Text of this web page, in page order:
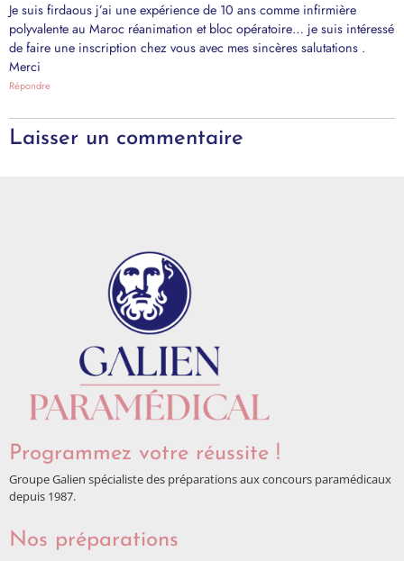
Je suis firdaous j’ai une expérience de 10 ans comme infirmière
polyvalente au Maroc réanimation et bloc opératoire… je suis intéressé
de faire une inscription chez vous avec mes sincères salutations .
Merci
Répondre
Laisser un commentaire
Programmez votre réussite !
Groupe Galien spécialiste des préparations aux concours paramédicaux
depuis 1987.
Nos préparations